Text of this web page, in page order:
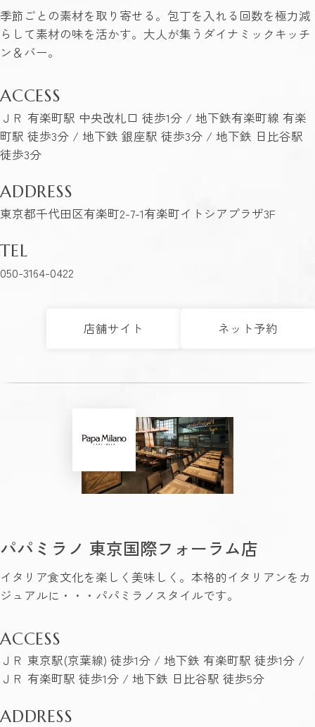
季節ごとの素材を取り寄せる。包丁を入れる回数を極力減
らして素材の味を活かす。大人が集うダイナミックキッチ
ン＆バー。
ACCESS
ＪＲ 有楽町駅 中央改札口 徒歩1分 / 地下鉄有楽町線 有楽
町駅 徒歩3分 / 地下鉄 銀座駅 徒歩3分 / 地下鉄 日比谷駅
徒歩3分
ADDRESS
東京都千代田区有楽町2-7-1有楽町イトシアプラザ3F
TEL
050-3164-0422
店舗サイト ネット予約
パパミラノ 東京国際フォーラム店
イタリア食文化を楽しく美味しく。本格的イタリアンをカ
ジュアルに・・・パパミラノスタイルです。
ACCESS
ＪＲ 東京駅(京葉線) 徒歩1分 / 地下鉄 有楽町駅 徒歩1分 /
ＪＲ 有楽町駅 徒歩1分 / 地下鉄 日比谷駅 徒歩5分
ADDRESS